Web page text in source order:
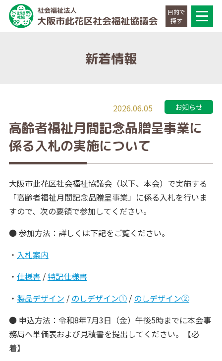
目的で
探す
新着情報
2026.06.05 お知らせ
高齢者福祉月間記念品贈呈事業に
係る入札の実施について
大阪市此花区社会福祉協議会（以下、本会）で実施する
「高齢者福祉月間記念品贈呈事業」に係る入札を行いま
すので、次の要領で参加してください。
● 参加方法：詳しくは下記をご覧ください。
・ 入札案内
・ 仕様書 / 特記仕様書
・ 製品デザイン / のしデザイン①/ のしデザイン②
● 申込方法：令和8年7月3日（金）午後5時までに本会事
務局へ単価表および見積書を提出してください。【必
着】